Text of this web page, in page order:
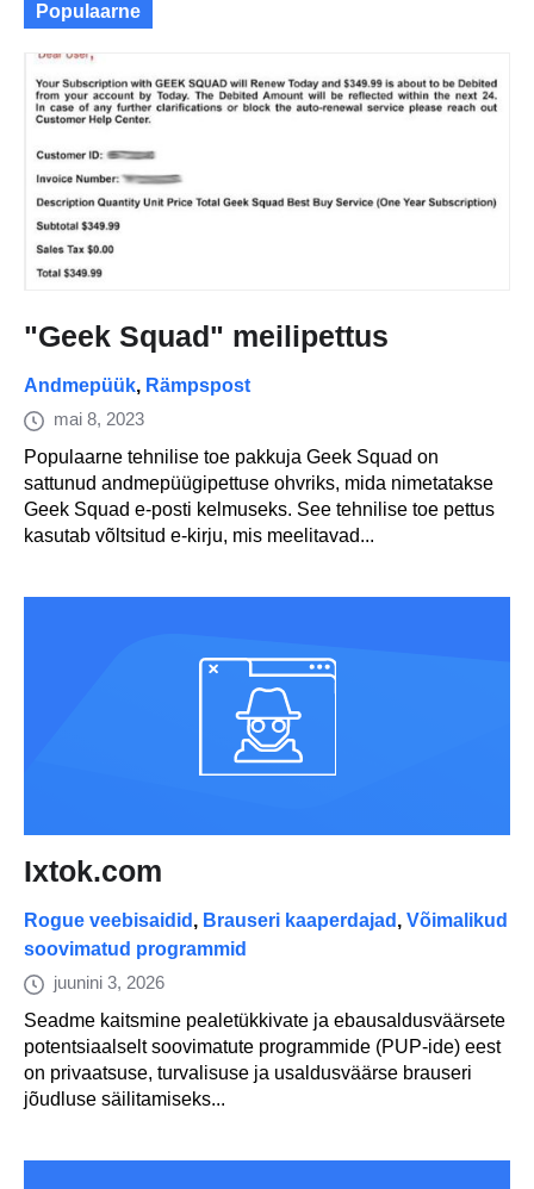
Populaarne
"Geek Squad" meilipettus
Andmepüük, Rämpspost
mai 8, 2023
Populaarne tehnilise toe pakkuja Geek Squad on
sattunud andmepüügipettuse ohvriks, mida nimetatakse
Geek Squad e-posti kelmuseks. See tehnilise toe pettus
kasutab võltsitud e-kirju, mis meelitavad...
Ixtok.com
Rogue veebisaidid , Brauseri kaaperdajad , Võimalikud
soovimatud programmid
juunini 3, 2026
Seadme kaitsmine pealetükkivate ja ebausaldusväärsete
potentsiaalselt soovimatute programmide (PUP-ide) eest
on privaatsuse, turvalisuse ja usaldusväärse brauseri
jõudluse säilitamiseks...